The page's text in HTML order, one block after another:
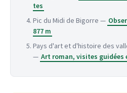
tes
Pic du Midi de Bigorre —
877 m
Pays d'art et d'histoire des
— Art roman, visites